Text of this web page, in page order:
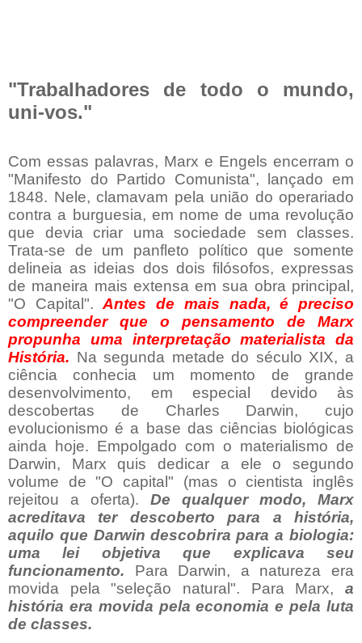
"Trabalhadores de todo o mundo,
uni-vos."
Com essas palavras, Marx e Engels encerram o
"Manifesto do Partido Comunista", lançado em
1848. Nele, clamavam pela união do operariado
contra a burguesia, em nome de uma revolução
que devia criar uma sociedade sem classes.
Trata-se de um panfleto político que somente
delineia as ideias dos dois filósofos, expressas
de maneira mais extensa em sua obra principal,
"O Capital".Antes de mais nada, é preciso
compreender que o pensamento de Marx
propunha uma interpretação materialista da
História. Na segunda metade do século XIX, a
ciência conhecia um momento de grande
desenvolvimento, em especial devido às
descobertas de Charles Darwin, cujo
evolucionismo é a base das ciências biológicas
ainda hoje. Empolgado com o materialismo de
Darwin, Marx quis dedicar a ele o segundo
volume de "O capital" (mas o cientista inglês
rejeitou a oferta). De qualquer modo, Marx
acreditava ter descoberto para a história,
aquilo que Darwin descobrira para a biologia:
uma lei objetiva que explicava seu
funcionamento. Para Darwin, a natureza era
movida pela "seleção natural". Para Marx, a
história era movida pela economia e pela luta
de classes.